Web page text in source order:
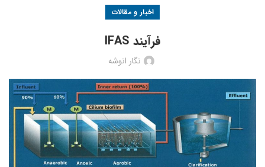
اخبار و مقالات
فرآیند IFAS
نگار انوشه